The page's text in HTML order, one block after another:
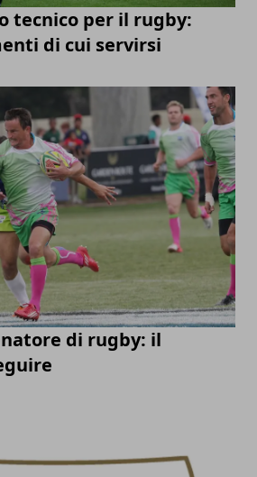
tecnico per il rugby:
di cui servirsi
di rugby: il